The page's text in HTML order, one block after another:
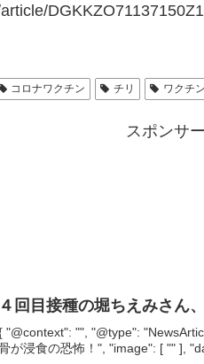
コロナワクチン チリ ワクチン
スポンサ
４回目接種の堀ちえみさん
"@context": "", "@type":
が浸食の恐怖！", "image": [ "" ],